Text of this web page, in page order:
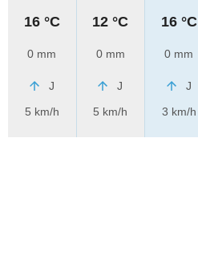
16 °C
0 mm
J
5 km/h
12 °C
0 mm
J
5 km/h
16 °C
0 mm
J
3 km/h